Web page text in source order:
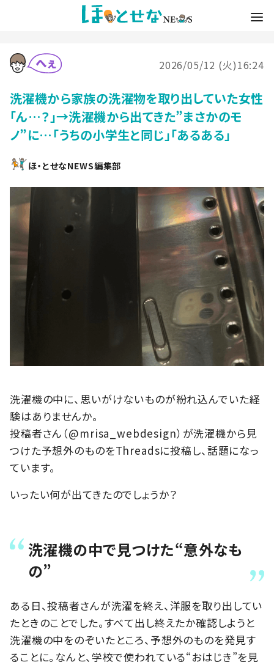
2026/05/12 (火)16:24
洗濯機から家族の洗濯物を取り出していた女性
「ん…？」→洗濯機から出てきた”まさかのモ
ノ”に…「うちの小学生と同じ」「あるある」
ほ・とせなNEWS編集部
洗濯機の中に、思いがけないものが紛れ込んでいた経
験はありませんか。
投稿者さん（@mrisa_webdesign）が洗濯機から見
つけた予想外のものをThreadsに投稿し、話題になっ
ています。
いったい何が出てきたのでしょうか？
洗濯機の中で見つけた“意外なも
の”
ある日、投稿者さんが洗濯を終え、洋服を取り出してい
たときのことでした。すべて出し終えたか確認しようと
洗濯機の中をのぞいたところ、予想外のものを発見す
ることに。なんと、学校で使われている“おはじき”を見